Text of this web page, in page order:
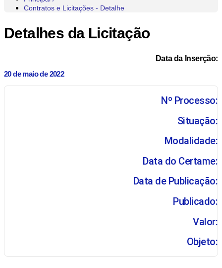
Contratos e Licitações - Detalhe
Detalhes da Licitação
Data da Inserção:
20 de maio de 2022
Nº Processo:
Situação:
Modalidade:
Data do Certame:
Data de Publicação:
Publicado:
Valor:
Objeto: